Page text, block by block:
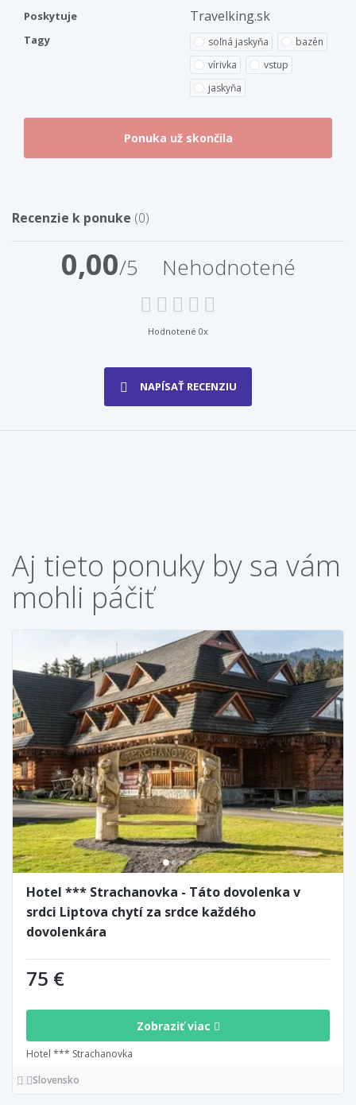
Poskytuje
Travelking.sk
Tagy soľná jaskyňa
bazén
vírivka
vstup
jaskyňa
Recenzie k ponuke (0)
0,00/5 Nehodnotené
Hodnotené 0x
NAPÍSAŤ RECENZIU
Aj tieto ponuky by sa vám
mohli páčiť
Hotel *** Strachanovka - Táto dovolenka v
srdci Liptova chytí za srdce každého
dovolenkára
75 €
Zobraziť viac
Hotel *** Strachanovka
Slovensko